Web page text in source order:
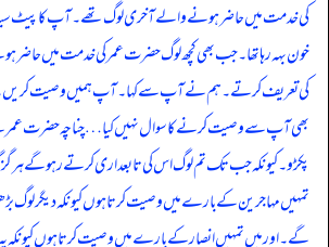
کی خد مت میں حاضر ہونے والے آخری لوگ تھے۔ آپ کا پیٹ سیاہ
خون بہہ رہا تھا۔ جب بھی کچھ لوگ حضرت عمر کی خدمت میں حاضر
کی تعریف کرتے۔ ہم نے آپ سے کہا۔ آپ ہمیں وصیت
بھی آپ سے وصیت کرنے کا سوال نہیں کیا … چناچہ حضرت عمر
پکڑو۔ کیونکہ جب تک تم لوگ اس کی تابعداری کرتے رہو گے ہرگز
تمہیں مہاجرین کے بارے میں وصیت کرتا ہوں کیونکہ دیگر لوگ
گے۔ اور میں تمہیں انصار کے بارے میں وصیت کرتا ہوں کیونکہ یہ